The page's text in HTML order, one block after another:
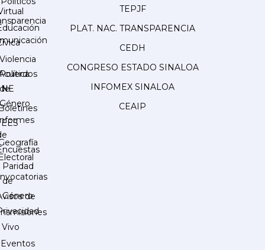
de
Violencia
Política
de
Género
Paridad
de
Género
Eventos
TEPJF
PLAT. NAC. TRANSPARENCIA
CEDH
CONGRESO ESTADO SINALOA
INFOMEX SINALOA
CEAIP